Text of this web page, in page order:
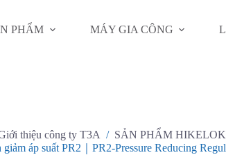
PHẨM MÁY GIA CÔNG
thiệu công ty T3A / SẢN PHẨM HIKELOK
áp suất PR2｜PR2-Pressure Reducing